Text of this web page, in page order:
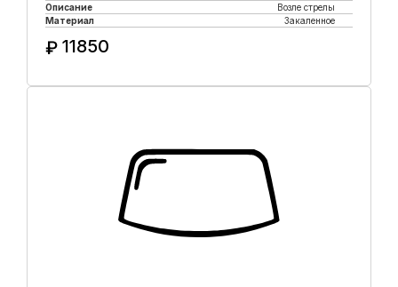
Описание
Возле стрелы
Материал
Закаленное
₽ 11850